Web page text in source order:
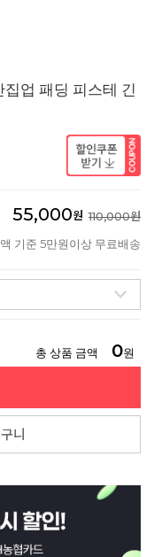
업 패딩 피스테 긴
55,000원 110,000원
기준 5만원이상 무료배송
총 상품 금액 0원
니